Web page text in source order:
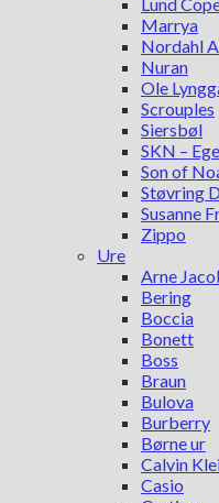
Marrya
Nordahl
Nuran
Ole
Scrouples
Siersbøl
SKN –
Son of
Støvring
Susanne
Zippo
Ure
Arne
Bering
Boccia
Bonett
Boss
Braun
Bulova
Burberry
Børne ur
Calvin
Casio